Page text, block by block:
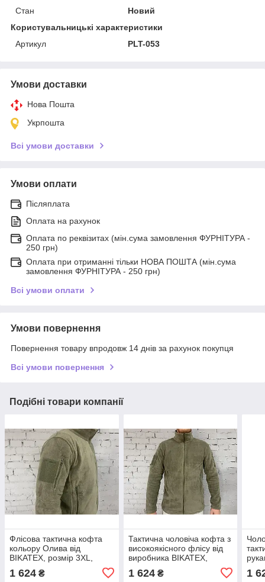
Стан
Новий
Користувальницькі характеристики
Артикул
PLT-053
Умови доставки
Нова Пошта
Укрпошта
Всі умови доставки
Умови оплати
Післяплата
Оплата на рахунок
Оплата по реквізитах (мін.сума замовлення ФУРНІТУРА -
250 грн)
Оплата при отриманні тільки НОВА ПОШТА (мін.сума
замовлення ФУРНІТУРА - 250 грн)
Всі умови оплати
Умови повернення
Повернення товару впродовж 14 днів за рахунок покупця
Всі умови повернення
Подібні товари компанії
Флісова тактична кофта
кольору Олива від
BIKATEX, розмір 3ХL,
чоловіча з довгим рукавом
і кишенями
1 624 ₴
Тактична чоловіча кофта з
високоякісного флісу від
виробника BIKATEX,
колір
1 624₴ 1